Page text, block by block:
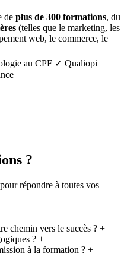
de plus de 300 formations, du
(telles que le marketing, les
web, le commerce, le
le juridique),
d’emploi, jeunes).
Studi s’est associé à
Florent…) reconnus pour la
de paiement flexibles (jusqu'à
accessibles à tous
au CPF ✓ Qualiopi
?
répondre à toutes vos
chemin vers le succès ? +
? +
à la formation ? +